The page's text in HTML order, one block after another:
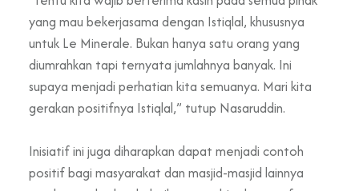
yang mau bekerjasama dengan Istiqlal, khususnya
untuk Le Minerale. Bukan hanya satu orang yang
diumrahkan tapi ternyata jumlahnya banyak. Ini
supaya menjadi perhatian kita semuanya. Mari kita
gerakan positifnya Istiqlal,” tutup Nasaruddin.
Inisiatif ini juga diharapkan dapat menjadi contoh
positif bagi masyarakat dan masjid-masjid lainnya